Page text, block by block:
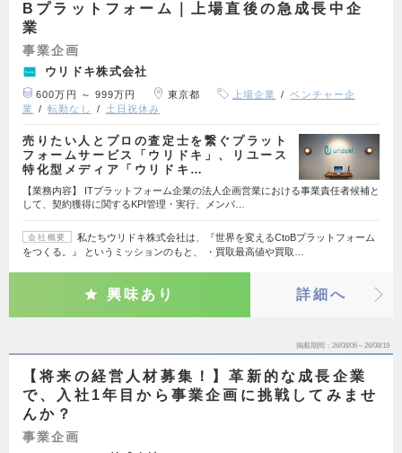
Bプラットフォーム｜上場直後の急成長中企
業
事業企画
ウリドキ株式会社
600万円 ～ 999万円 東京都 上場企業
ベンチャー企
業
転勤なし 土日祝休み
売りたい人とプロの査定士を繋ぐプラット
フォームサービス「ウリドキ」、リユース
特化型メディア「ウリドキ…
【業務内容】 ITプラットフォーム企業の法人企画営業における事業責任者候補と
して、契約獲得に関するKPI管理・実行、メンバ…
会社概要
私たちウリドキ株式会社は、『世界を変えるCtoBプラットフォーム
をつくる。』 というミッションのもと、 ・買取最高値や買取…
興味あり 詳細へ
掲載期間 26/08/06～26/08/19
【将来の経営人材募集！】革新的な成長企業
で、入社1年目から事業企画に挑戦してみませ
んか？
事業企画